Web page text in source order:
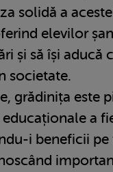
solidă a
elevilor
și să își aducă
societate.
grădinița este
a
i beneficii